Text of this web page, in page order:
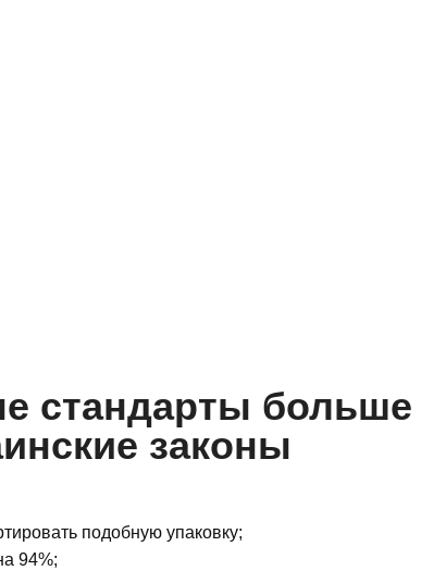
стандарты больше
законы
подобную упаковку;
94%;